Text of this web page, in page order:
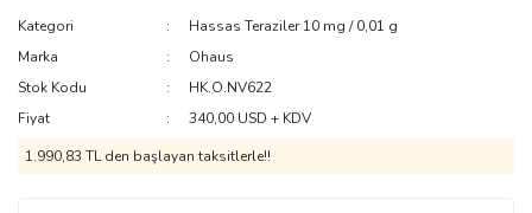
Kategori
Hassas Teraziler 10 mg / 0,01 g
Marka
Ohaus
Stok Kodu
HK.O.NV622
Fiyat
340,00 USD + KDV
1.990,83 TL den başlayan taksitlerle!!